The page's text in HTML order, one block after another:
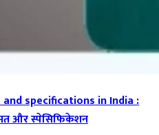
and specifications in India :
और स्पेसिफिकेशन